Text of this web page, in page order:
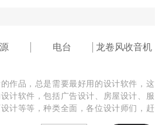
电台 龙卷风收音机
作品，总是需要最好用的设计软件，这
计软件，包括广告设计、房屋设计、服
计等等，种类全面，各位设计师们，赶